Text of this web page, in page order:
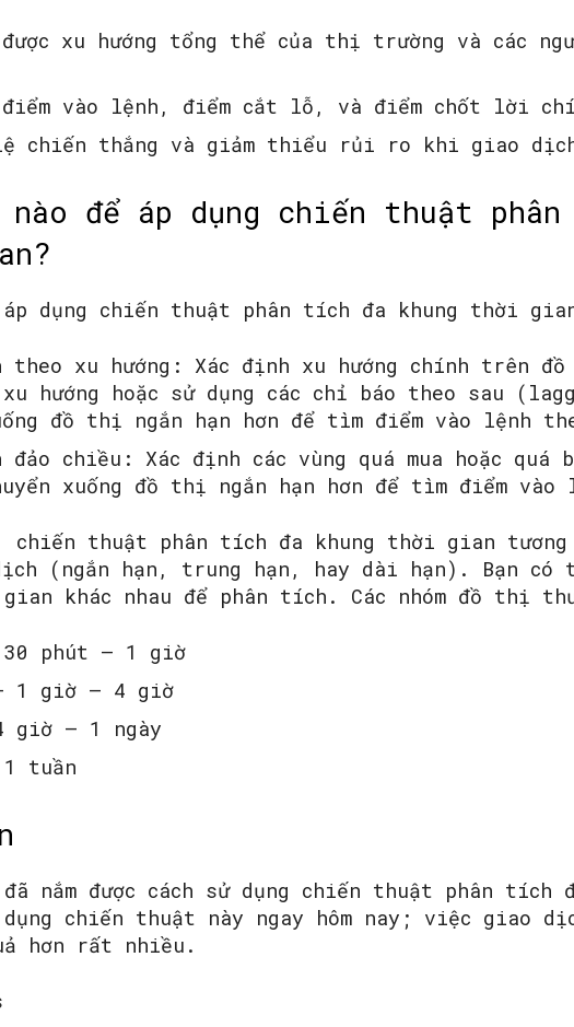
xu hướng tổng thể của thị trường và các
điểm vào lệnh, điểm cắt lỗ, và điểm chốt lời
chiến thắng và giảm thiểu rủi ro khi giao
nào để áp dụng chiến thuật
dụng chiến thuật phân tích đa khung thời
theo xu hướng: Xác định xu hướng chính trên
xu hướng hoặc sử dụng các chỉ báo theo sau
đồ thị ngắn hạn hơn để tìm điểm vào lệnh
đảo chiều: Xác định các vùng quá mua hoặc
xuống đồ thị ngắn hạn hơn để tìm điểm vào
thuật phân tích đa khung thời gian tương
(ngắn hạn, trung hạn, hay dài hạn). Bạn có
khác nhau để phân tích. Các nhóm đồ thị
phút – 1 giờ
1 giờ – 4 giờ
giờ – 1 ngày
tuần
nắm được cách sử dụng chiến thuật phân tích
chiến thuật này ngay hôm nay; việc giao
hơn rất nhiều.